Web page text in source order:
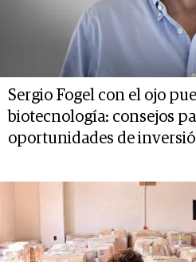
Sergio Fogel con el ojo
biotecnología: consejos
oportunidades de